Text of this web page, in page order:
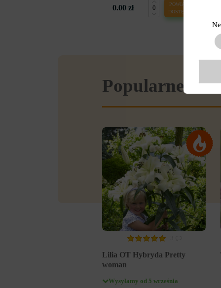
0.00 zł
POWIADOM O
DOSTĘPNOŚCI
Popularne w
Lilia OT Hybryda Pretty
woman
Wysyłamy od 5 września